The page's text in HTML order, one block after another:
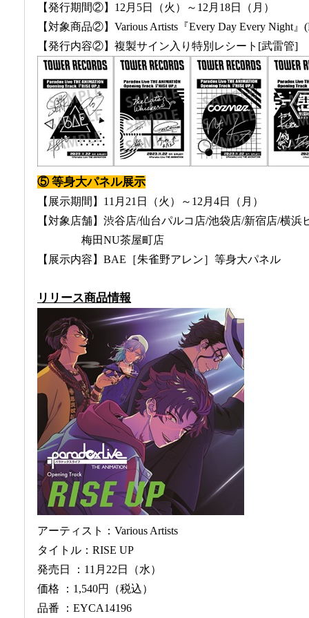
【発行期間②】12月5日（火）～12月18日（月）
【対象商品②】Various Artists『Every Day Every Night』
【発行内容②】複製サイン入り特別レシート[武雷管
⑤ 等身大パネル展示
【展示期間】11月21日（火）～12月4日（月）
【対象店舗】渋谷店/仙台パルコ店/池袋店/新宿店/横浜
梅田NU茶屋町店
【展示内容】BAE［朱雀野アレン］等身大パネル
リリース商品情報
アーティスト：Various Artists
タイトル：RISE UP
発売日 ：11月22日（水）
価格
：1,540円（税込）
品番
：EYCA14196